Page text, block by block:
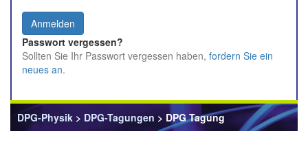
Passwort vergessen?
Sollten Sie Ihr Passwort vergessen haben, fordern Sie ein
neues an.
DPG-Physik > DPG-Tagungen > DPG Tagung